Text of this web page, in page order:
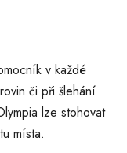
v každé
či při šlehání
lze stohovat
místa.